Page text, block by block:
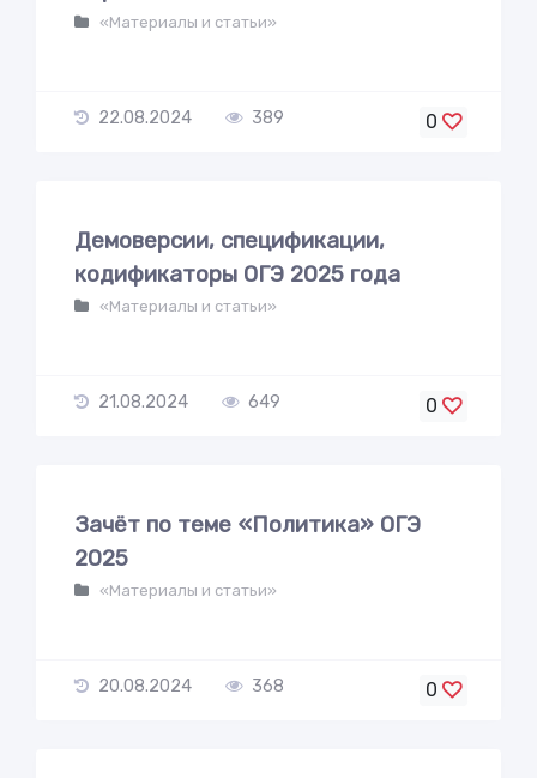
«Материалы и статьи»
22.08.2024 389 0
Демоверсии, спецификации,
кодификаторы ОГЭ 2025 года
«Материалы и статьи»
21.08.2024 649 0
Зачёт по теме «Политика» ОГЭ
2025
«Материалы и статьи»
20.08.2024 368 0